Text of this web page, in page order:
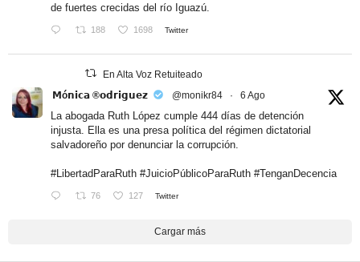
de fuertes crecidas del río Iguazú.
188 1698 Twitter
En Alta Voz Retuiteado
𝗠ó𝗻𝗶𝗰𝗮 ®𝗼𝗱𝗿𝗶𝗴𝘂𝗲𝘇
@monikr84 · 6 Ago
La abogada Ruth López cumple 444 días de detención
injusta. Ella es una presa política del régimen dictatorial
salvadoreño por denunciar la corrupción.
#LibertadParaRuth #JuicioPúblicoParaRuth #TenganDecencia
76 127 Twitter
Cargar más